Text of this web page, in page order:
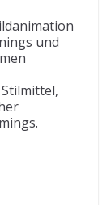
und